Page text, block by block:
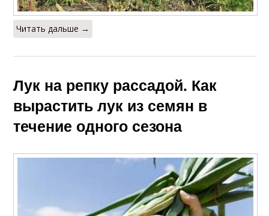
Читать дальше →
Лук на репку рассадой. Как
вырастить лук из семян в
течение одного сезона